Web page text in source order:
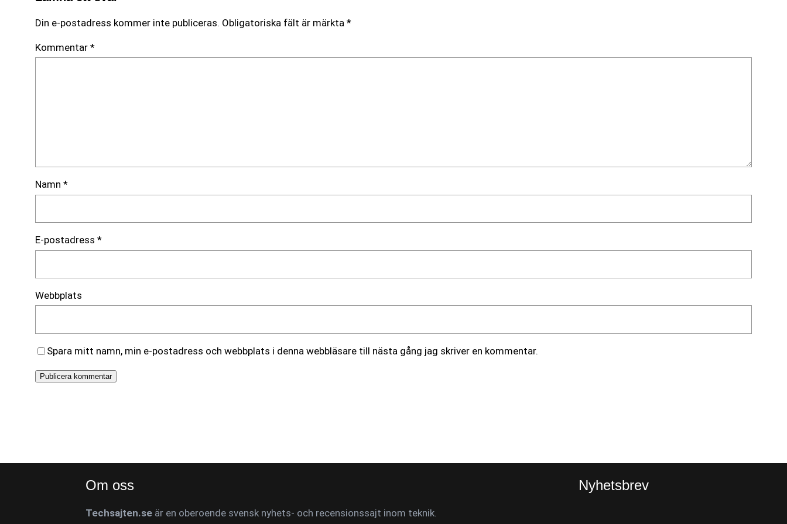
Din e-postadress kommer inte publiceras. Obligatoriska fält är märkta *
Kommentar *
Namn *
E-postadress *
Webbplats
Spara mitt namn, min e-postadress och webbplats i denna webbläsare till nästa gång jag skriver en kommentar.
Om oss
Techsajten.seär en oberoende svensk nyhets- och recensionssajt inom teknik.
Nyhetsbrev